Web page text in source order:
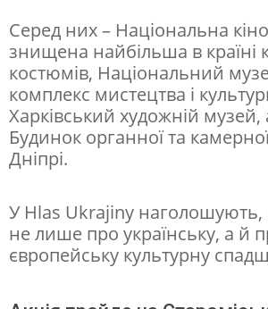
а
в
р
и
в
н
а
с
л
Серед них – Національна
знищена найбільша в країні
костюмів, Національний
комплекс мистецтва і
Харківський художній музей,
Будинок органної та
Дніпрі.
У Hlas Ukrajiny
не лише про українську, а й
європейську культурну